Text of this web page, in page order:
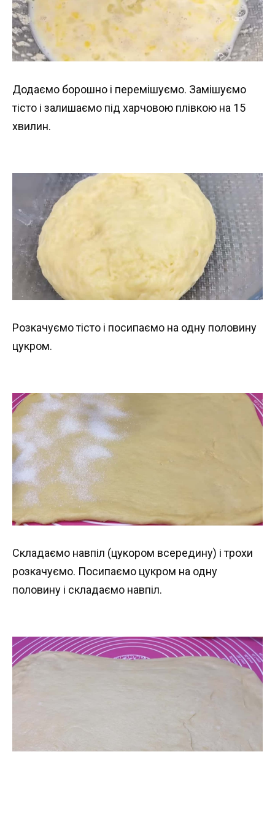
Додаємо борошно і перемішуємо. Замішуємо
тісто і залишаємо під харчовою плівкою на 15
хвилин.
Розкачуємо тісто і посипаємо на одну половину
цукром.
Складаємо навпіл (цукором всередину) і трохи
розкачуємо. Посипаємо цукром на одну
половину і складаємо навпіл.